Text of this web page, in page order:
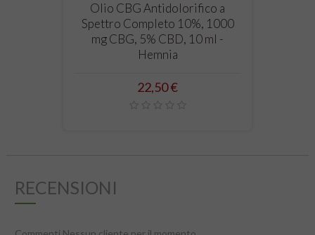
Olio CBG Antidolorifico a
Spettro Completo 10%, 1000
mg CBG, 5% CBD, 10 ml -
Hemnia
Prezzo
22,50 €
RECENSIONI